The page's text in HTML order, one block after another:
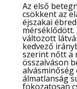
Az első
csökkent az
éjszakai
mérséklődött.
változott
kedvező
szerint nőtt a
összalváson
alvásminőség
álmatlanság
fokozatosan